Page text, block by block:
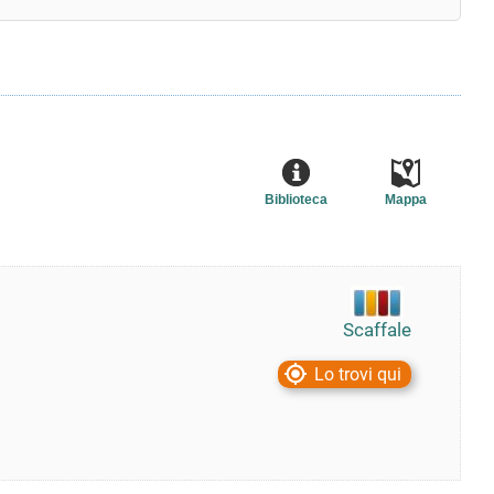
Mappa
Biblioteca
Scaffale
Lo trovi qui